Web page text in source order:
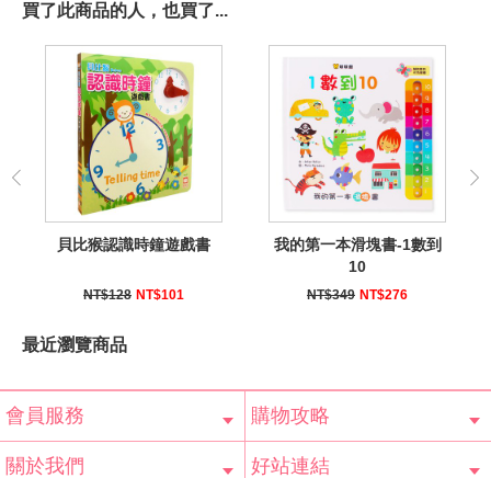
買了此商品的人，也買了...
貝比猴認識時鐘遊戲書
NT$128 NT$101
我的第一本滑塊書-1數到
10
NT$349 NT$276
最近瀏覽商品
會員服務
會員辨法
客服信箱
隱私條款
網站導覽
購物攻略
常見問題
購物說明
訂單查詢
關於我們 好站連結